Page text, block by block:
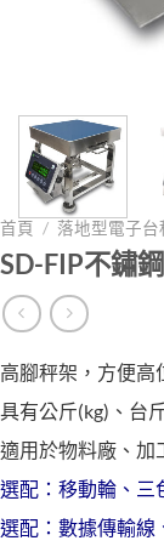
首頁 / 落地型電子台
SD-FIP不鏽
高腳秤架，方便高
具有公斤(kg)、台
適用於物料廠、加
選配：移動輪、三
選配：數據傳輸線